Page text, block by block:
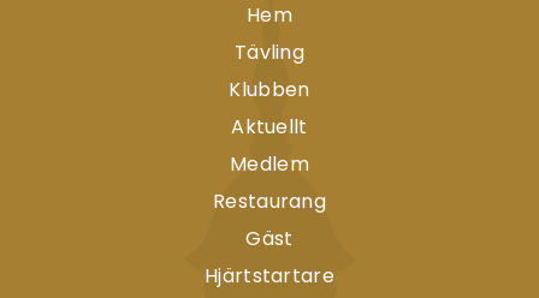
Hem
Tävling
Klubben
Aktuellt
Medlem
Restaurang
Gäst
Hjärtstartare